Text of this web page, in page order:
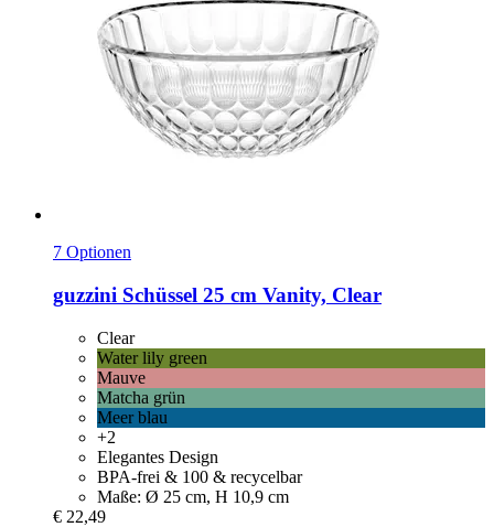
7 Optionen
guzzini Schüssel 25 cm Vanity, Clear
Clear
Water lily green
Mauve
Matcha grün
Meer blau
+2
Elegantes Design
BPA-frei & 100 & recycelbar
Maße: Ø 25 cm, H 10,9 cm
€ 22,49